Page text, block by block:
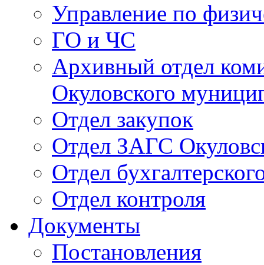
Управление по
ГО и ЧС
Архивный отдел
Окуловского
Отдел закупок
Отдел ЗАГС
Отдел
Отдел контроля
Документы
Постановления